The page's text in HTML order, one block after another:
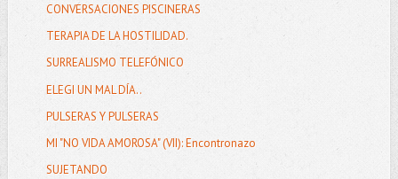
CONVERSACIONES PISCINERAS
TERAPIA DE LA HOSTILIDAD.
SURREALISMO TELEFÓNICO
ELEGI UN MAL DÍA..
PULSERAS Y PULSERAS
MI "NO VIDA AMOROSA" (VII): Encontronazo
SUJETANDO